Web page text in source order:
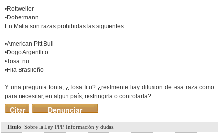
•Rottweiler
•Dobermann
En Malta son razas prohibidas las siguientes:
•American Pitt Bull
•Dogo Argentino
•Tosa Inu
•Fila Brasileño
Y una pregunta tonta, ¿Tosa Inu? ¿realmente hay difusión de esa raza como
para necesitar, en algun país, restringirla o controlarla?
Denunciar
mensaje
Citar
Titulo: Sobre la Ley PPP. Información y dudas.